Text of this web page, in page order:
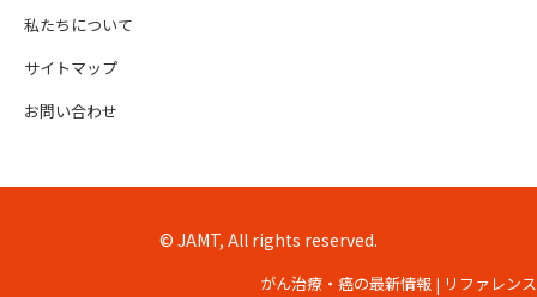
私たちについて
サイトマップ
お問い合わせ
© JAMT, All rights reserved.
がん治療・癌の最新情報 | リファレンス